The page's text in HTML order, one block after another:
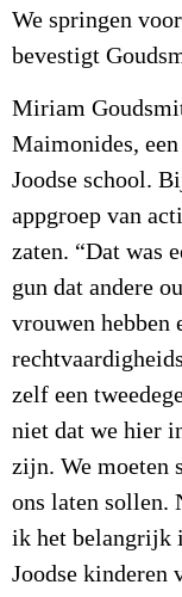
We springen
bevestigt
Miriam
Maimonides,
Joodse school.
appgroep van
zaten. “Dat was
gun dat andere
vrouwen hebben
zelf een
niet dat we hier
zijn. We moeten
ons laten sollen.
ik het belangrijk
Joodse kinderen